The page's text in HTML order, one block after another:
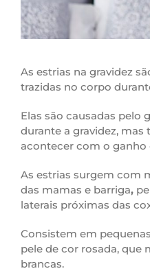
As estrias na gravidez
trazidas no corpo
Elas são causadas pelo
durante a gravidez,
acontecer com o ganho
As estrias surgem com
das mamas e barriga,
laterais próximas das
Consistem em
pele de cor rosada, que
brancas.